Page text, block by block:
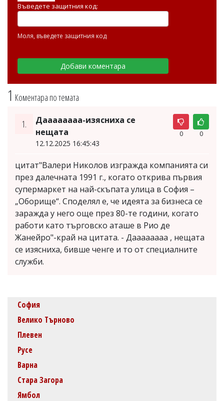
1 Коментара по темата
1.
Даааааааа-изясниха се
нещата
12.12.2025 16:45:43
0 0
цитат"Валери Николов изгражда компанията си
през далечната 1991 г., когато открива първия
супермаркет на най-скъпата улица в София –
„Оборище“. Споделял е, че идеята за бизнеса се
заражда у него още през 80-те години, когато
работи като търговско аташе в Рио де
Жанейро"-край на цитата. - Даааааааа , нещата
се изясниха, бивше ченге и то от специалните
служби.
Въведете защитния код:
Моля, въведете защитния код
София
Велико Търново
Плевен
Русе
Варна
Стара Загора
Ямбол